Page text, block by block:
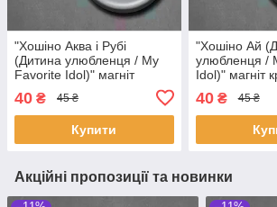
"Хошіно Аква і Рубі
(Дитина улюбленця / My
Favorite Idol)" магніт
40 ₴ 45 ₴
Купити
"Хошіно Ай
улюбленця /
Idol)" магніт
40₴ 45 ₴
Акційні пропозиції та новинки